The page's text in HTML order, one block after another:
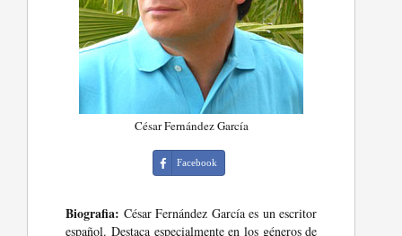
César Fernández García
Facebook
Biografia: César Fernández García es un escritor
español. Destaca especialmente en los géneros de